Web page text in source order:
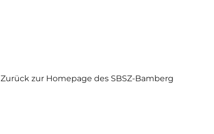
Zurück zur Homepage des SBSZ-Bamberg